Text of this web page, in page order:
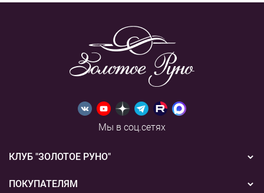
Мы в соц.сетях
КЛУБ "ЗОЛОТОЕ РУНО"
Новости
ПОКУПАТЕЛЯМ